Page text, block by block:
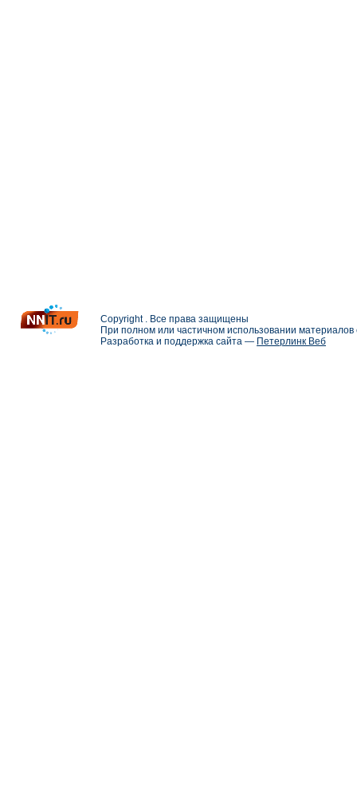
Copyright . Все права защищены
При полном или частичном использовании
Разработка и поддержка сайта — Петерлинк Веб